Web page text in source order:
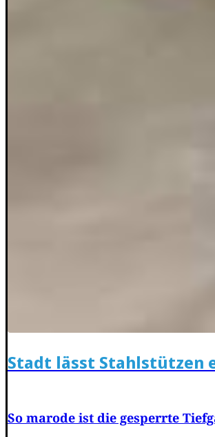
Stadt lässt Stahlstützen
So marode ist die gesperrte